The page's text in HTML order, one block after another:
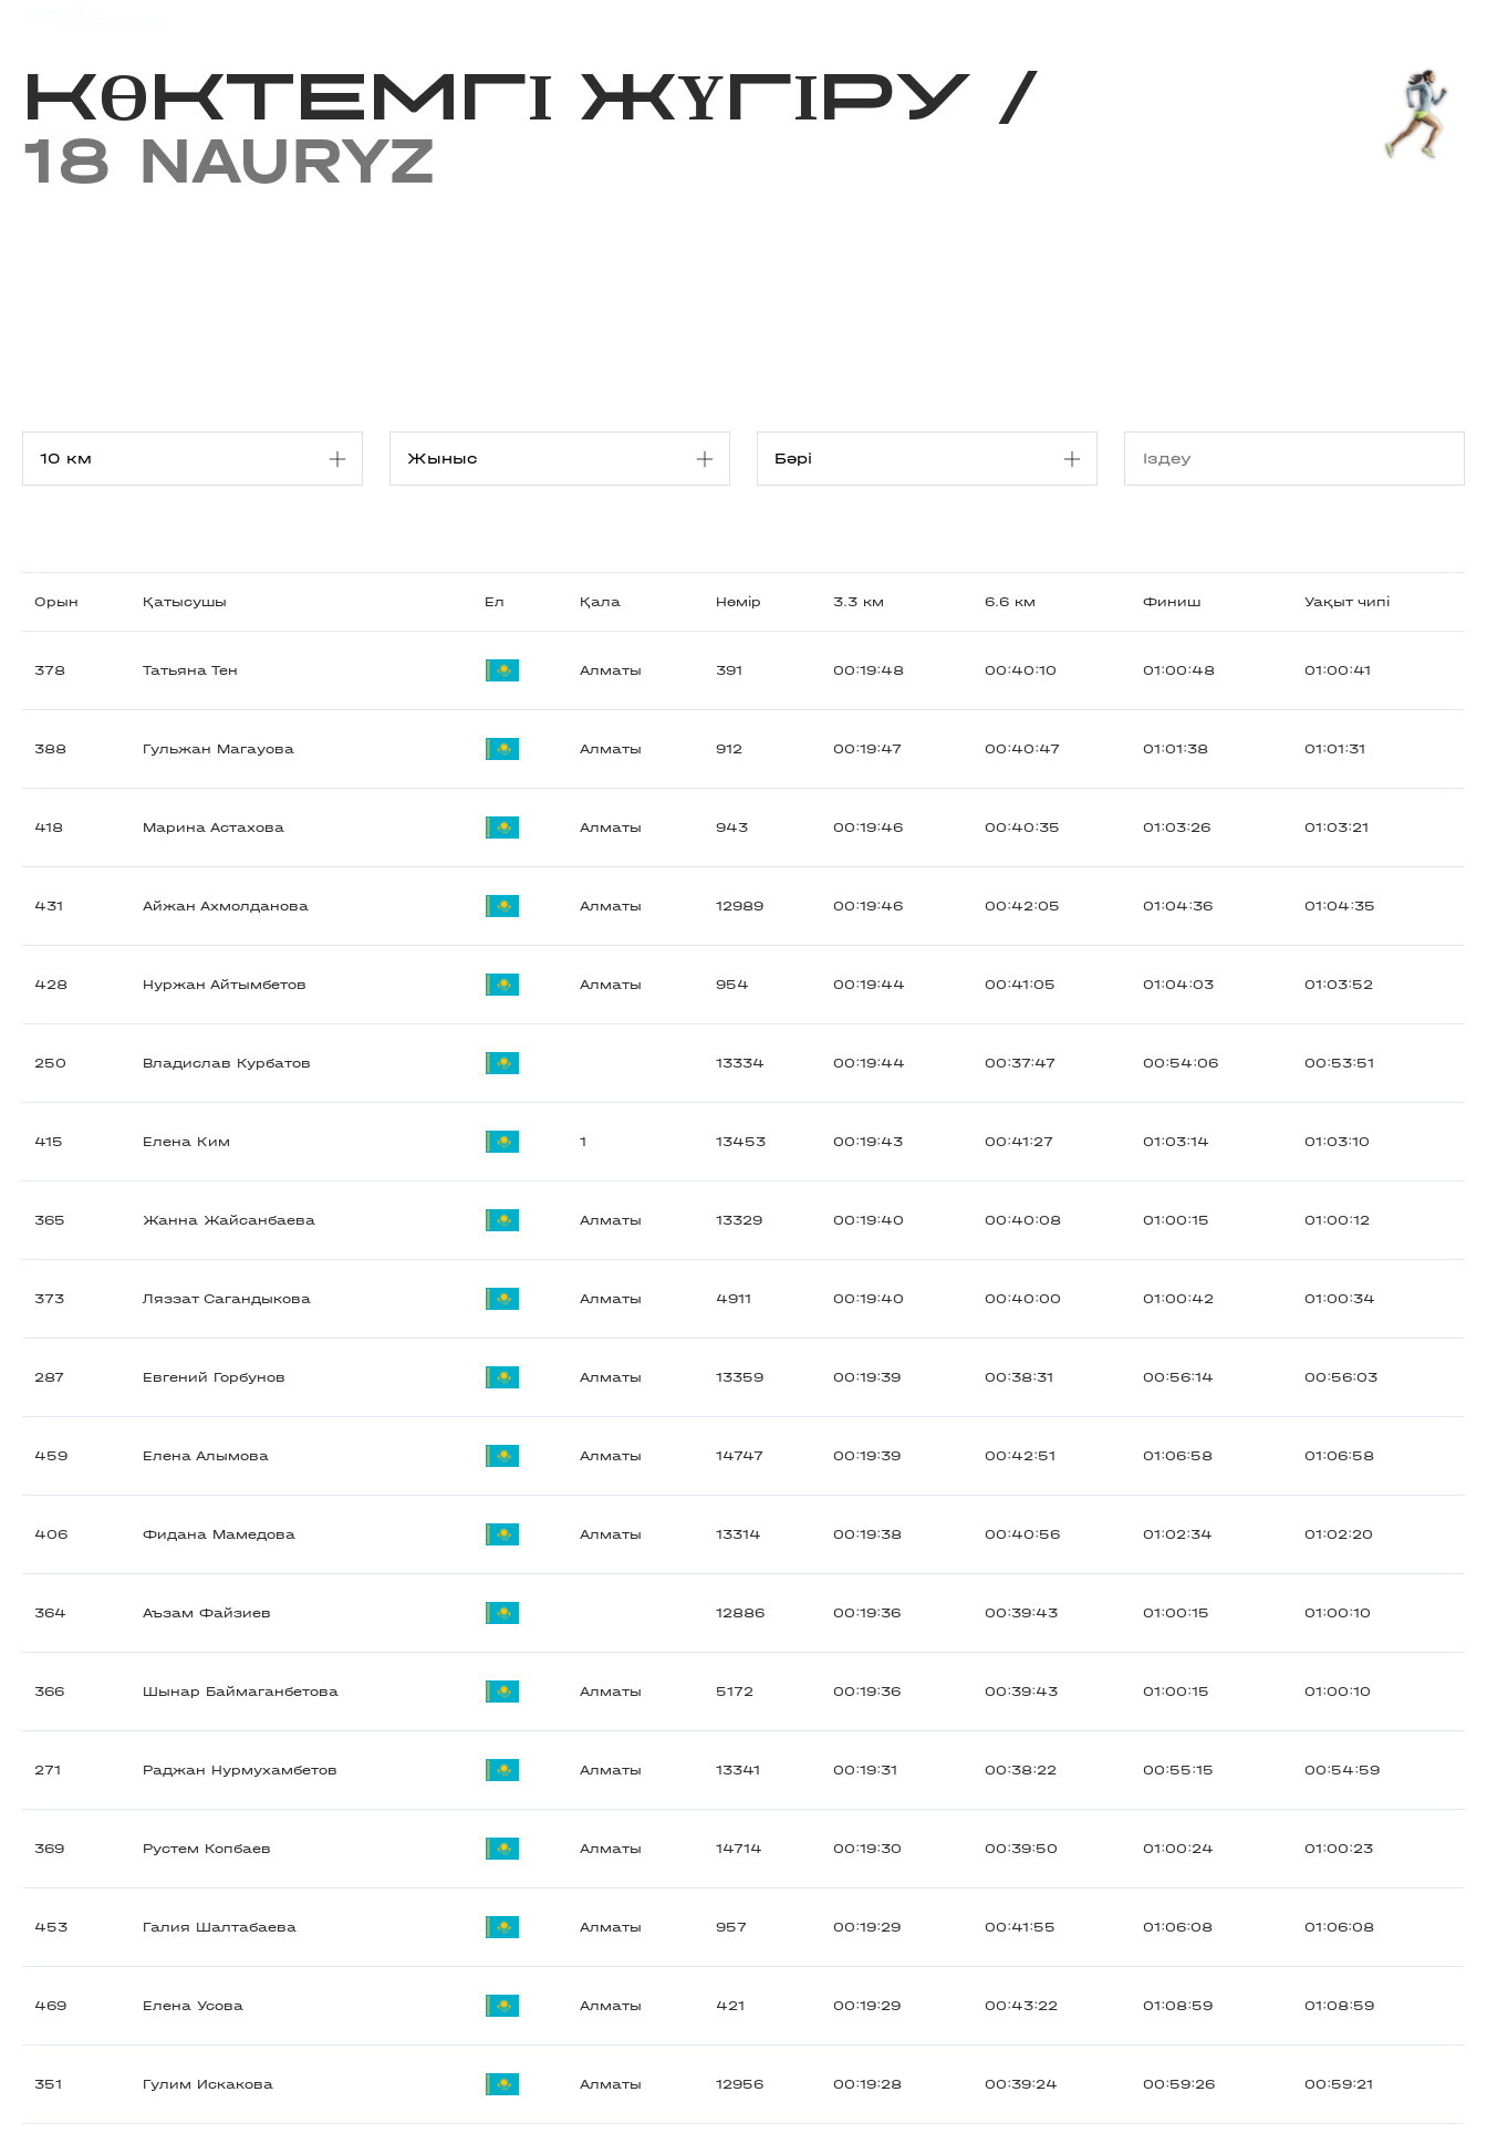
КӨКТЕМГІ ЖҮГІРУ /
18 NAURYZ
Орын Қатысушы Ел Қала Нөмір 3.3 км 6.6 км Финиш Уақыт чипі
378 Татьяна Тен Алматы 391 00:19:48 00:40:10 01:00:48 01:00:41
388 Гульжан Магауова Алматы 912 00:19:47 00:40:47 01:01:38 01:01:31
418 Марина Астахова Алматы 943 00:19:46 00:40:35 01:03:26 01:03:21
431 Айжан Ахмолданова Алматы 12989 00:19:46 00:42:05 01:04:36 01:04:35
428 Нуржан Айтымбетов Алматы 954 00:19:44 00:41:05 01:04:03 01:03:52
250 Владислав Курбатов 13334 00:19:44 00:37:47 00:54:06 00:53:51
415 Елена Ким 1 13453 00:19:43 00:41:27 01:03:14 01:03:10
365 Жанна Жайсанбаева Алматы 13329 00:19:40 00:40:08 01:00:15 01:00:12
373 Ляззат Сагандыкова Алматы 4911 00:19:40 00:40:00 01:00:42 01:00:34
287 Евгений Горбунов Алматы 13359 00:19:39 00:38:31 00:56:14 00:56:03
459 Елена Алымова Алматы 14747 00:19:39 00:42:51 01:06:58 01:06:58
406 Фидана Мамедова Алматы 13314 00:19:38 00:40:56 01:02:34 01:02:20
364 Аъзам Файзиев 12886 00:19:36 00:39:43 01:00:15 01:00:10
366 Шынар Баймаганбетова Алматы 5172 00:19:36 00:39:43 01:00:15 01:00:10
271 Раджан Нурмухамбетов Алматы 13341 00:19:31 00:38:22 00:55:15 00:54:59
369 Рустем Копбаев Алматы 14714 00:19:30 00:39:50 01:00:24 01:00:23
453 Галия Шалтабаева Алматы 957 00:19:29 00:41:55 01:06:08 01:06:08
469 Елена Усова Алматы 421 00:19:29 00:43:22 01:08:59 01:08:59
351 Гулим Искакова Алматы 12956 00:19:28 00:39:24 00:59:26 00:59:21